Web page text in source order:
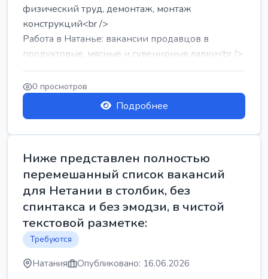
физический труд, демонтаж, монтаж
конструкций<br />
Работа в Натанье: вакансии продавцов в
продуктовые, мясные и сувенирные лавки<br />
Разнорабочий на сборку м...
0 просмотров
Подробнее
Ниже представлен полностью
перемешанный список вакансий
для Нетании в столбик, без
спинтакса и без эмодзи, в чистой
текстовой разметке:
Требуются
Натания Опубликовано: 16.06.2026